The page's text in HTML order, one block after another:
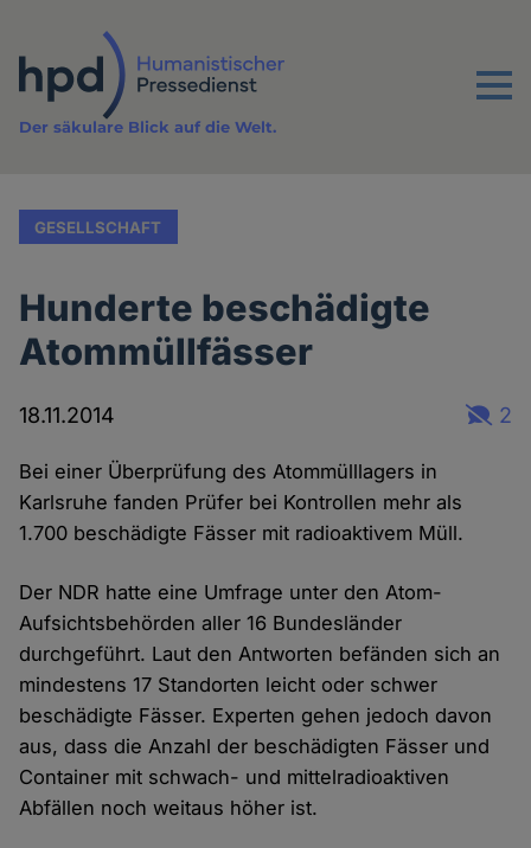
Inhalt
Menu
Der säkulare Blick auf die Welt.
GESELLSCHAFT
Hunderte beschädigte
Atommüllfässer
18.11.2014 2
Bei einer Überprüfung des Atommülllagers in
Karlsruhe fanden Prüfer bei Kontrollen mehr als
1.700 beschädigte Fässer mit radioaktivem Müll.
Der NDR hatte eine Umfrage unter den Atom-
Aufsichtsbehörden aller 16 Bundesländer
durchgeführt. Laut den Antworten befänden sich an
mindestens 17 Standorten leicht oder schwer
beschädigte Fässer. Experten gehen jedoch davon
aus, dass die Anzahl der beschädigten Fässer und
Container mit schwach- und mittelradioaktiven
Abfällen noch weitaus höher ist.